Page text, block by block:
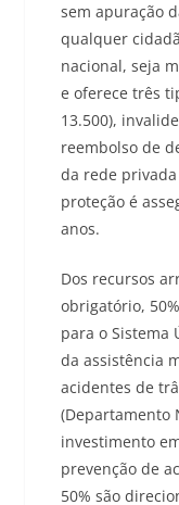
sem apuração
qualquer
nacional, seja
e oferece três
13.500),
reembolso de
da rede privada
proteção é
anos.
Dos recursos
obrigatório,
para o Sistema
da assistência
acidentes de
(Departamento
investimento
prevenção de
50% são